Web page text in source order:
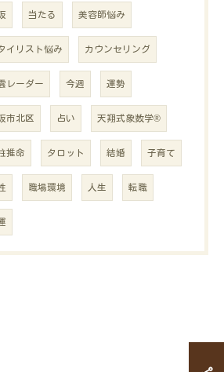
当たる 美容師悩み
イリスト悩み カウンセリング
レーダー 今週 運勢
市北区 占い 天翔式象数学®
推命 タロット 結婚 子育て
職場環境 人生 転職